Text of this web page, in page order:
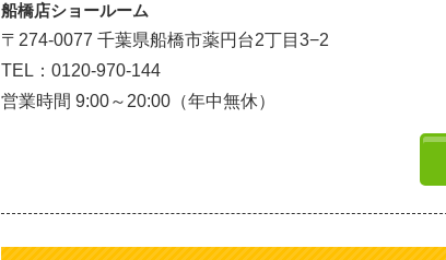
船橋店ショールーム
〒274-0077 千葉県船橋市薬円台2丁目3−2
TEL：0120-970-144
営業時間 9:00～20:00（年中無休）